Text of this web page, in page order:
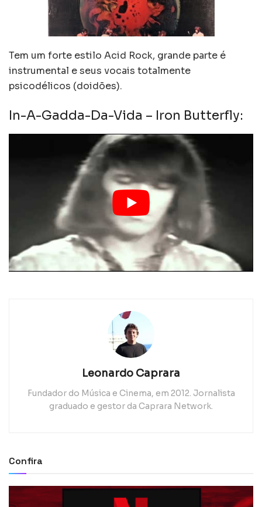
Tem um forte estilo Acid Rock, grande parte é
instrumental e seus vocais totalmente
psicodélicos (doidões).
In-A-Gadda-Da-Vida – Iron Butterfly:
Leonardo Caprara
Fundador do Música e Cinema, em 2012. Jornalista
graduado e gestor da Caprara Network.
Confira